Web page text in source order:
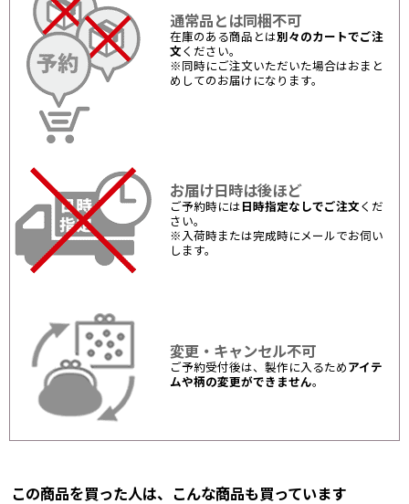
通常品とは同梱不可
在庫のある商品とは別々のカートでご注
文 ください。
※同時にご注文いただいた場合はおまと
めしてのお届けになります。
お届け日時は後ほど
ご予約時には 日時指定なしでご注文 くだ
さい。
※入荷時または完成時にメールでお伺い
します。
変更・キャンセル不可
ご予約受付後は、製作に入るため アイテ
ムや柄の変更ができません。
この商品を買った人は、こんな商品も買っています